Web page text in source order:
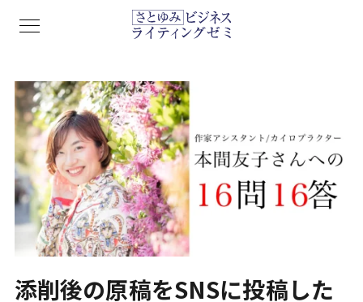
添削後の原稿をSNSに投稿した